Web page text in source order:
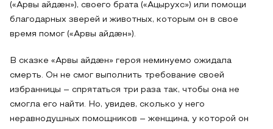
(«Арвы айдӕн»), своего брата («Ацырухс») или помощи
благодарных зверей и животных, которым он в свое
время помог («Арвы айдӕн»).
В сказке «Арвы айдӕн» героя неминуемо ожидала
смерть. Он не смог выполнить требование своей
избранницы – спрятаться три раза так, чтобы она не
смогла его найти. Но, увидев, сколько у него
неравнодушных помощников – женщина, у которой он